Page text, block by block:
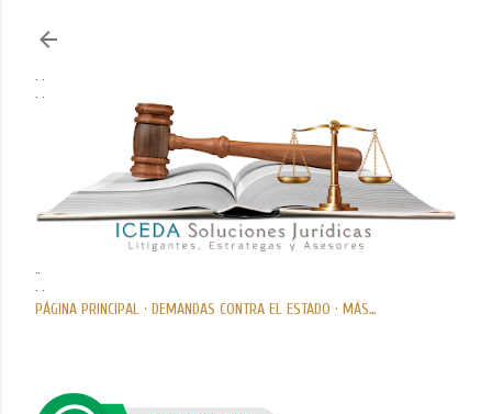
PÁGINA PRINCIPAL DEMANDAS CONTRA EL ESTADO MÁS…